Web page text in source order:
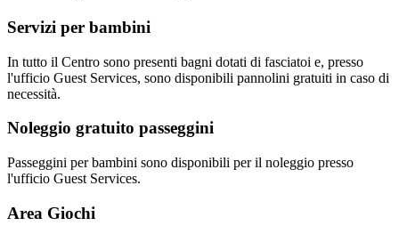
Servizi per bambini
In tutto il Centro sono presenti bagni dotati di fasciatoi e, presso
l'ufficio Guest Services, sono disponibili pannolini gratuiti in caso di
necessità.
Noleggio gratuito passeggini
Passeggini per bambini sono disponibili per il noleggio presso
l'ufficio Guest Services.
Area Giochi